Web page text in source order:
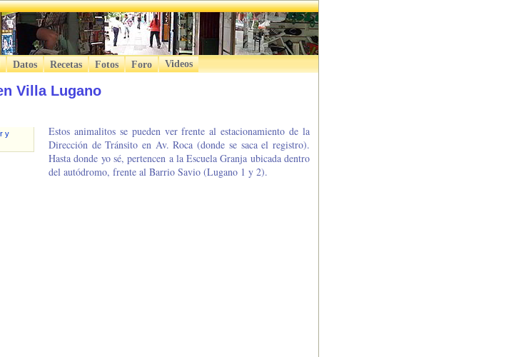
Datos Recetas Fotos Foro Videos
Villa Lugano
y
Estos animalitos se pueden ver frente al estacionamiento de la
Dirección de Tránsito en Av. Roca (donde se saca el registro).
Hasta donde yo sé, pertencen a la Escuela Granja ubicada dentro
del autódromo, frente al Barrio Savio (Lugano 1 y 2).